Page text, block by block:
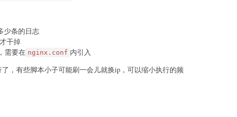
少条的日志
干掉
需要在 nginx.conf 内引入
，有些脚本小子可能刷一会儿就换ip，可以缩小执行的频